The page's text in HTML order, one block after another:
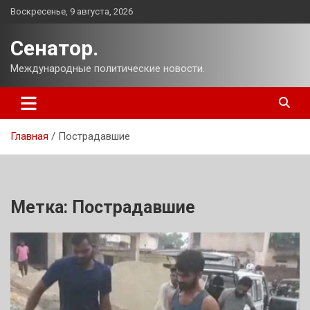
Перейти
Воскресенье, 9 августа, 2026
Сенатор.
Международные политические новости.
Главная Пострадавшие
Метка: Пострадавшие